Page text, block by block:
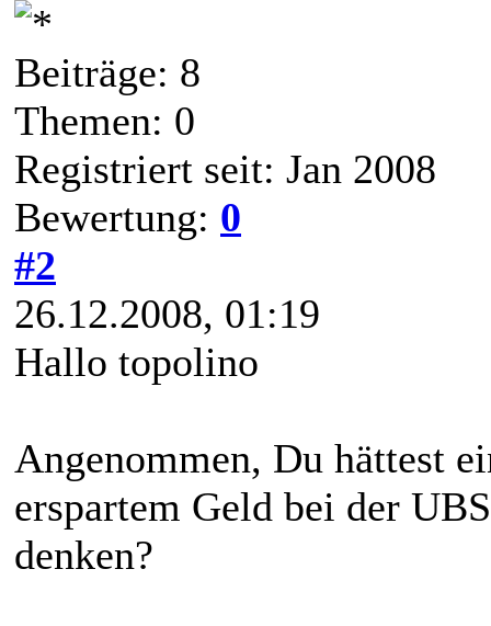
Beiträge: 8
Themen: 0
Registriert seit: Jan 2008
Bewertung: 0
#2
26.12.2008, 01:19
Hallo topolino
Angenommen, Du hättest
erspartem Geld bei der
denken?